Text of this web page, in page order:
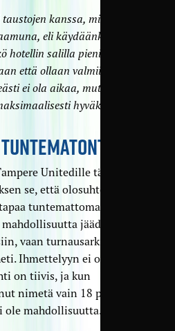
kanssa, mitä
eli käydäänkö
hotellin salilla pieni
että ollaan valmiita
ei ola aikaa, mutta
hyväksemme.”
Unitedille täysin
se, että olosuhteet
tuntemattomat, eikä
jäädä
vaan turnausarki on
Ihmettelyyn ei ole aikaa.
on tiivis, ja kun
nimetä vain 18 pelaajaa,
ole mahdollisuutta.